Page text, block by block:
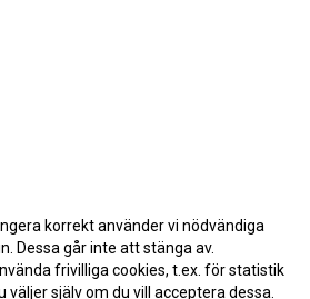
korrekt använder vi nödvändiga
Dessa går inte att stänga av.
frivilliga cookies, t.ex. för statistik
väljer själv om du vill acceptera dessa.